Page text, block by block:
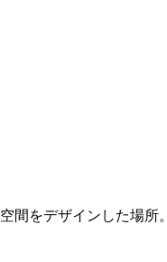
間をデザインした場所。